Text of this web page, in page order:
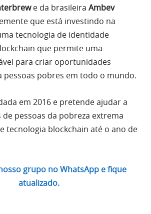
e da brasileira Ambev
que está investindo na
tecnologia de identidade
que permite uma
para criar oportunidades
pessoas pobres em todo o mundo.
em 2016 e pretende ajudar a
pessoas da pobreza extrema
tecnologia blockchain até o ano de
grupo no WhatsApp e fique
atualizado.